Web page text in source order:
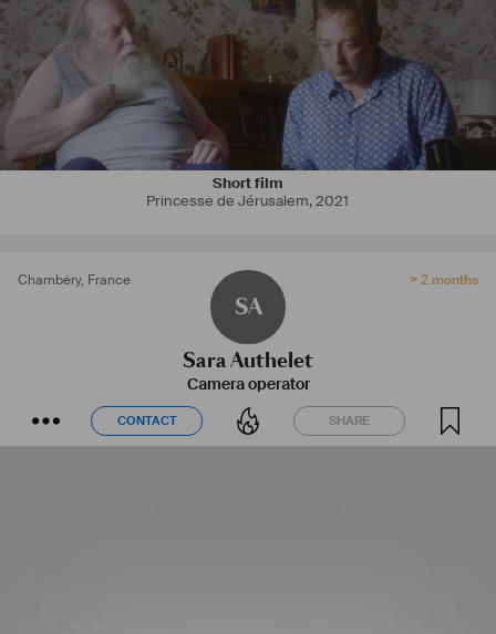
Short film
Princesse de Jérusalem,2021
Chambéry, France
SA
> 2 months
Sara Authelet
Camera operator
CONTACT SHARE
CONTACT SHARE